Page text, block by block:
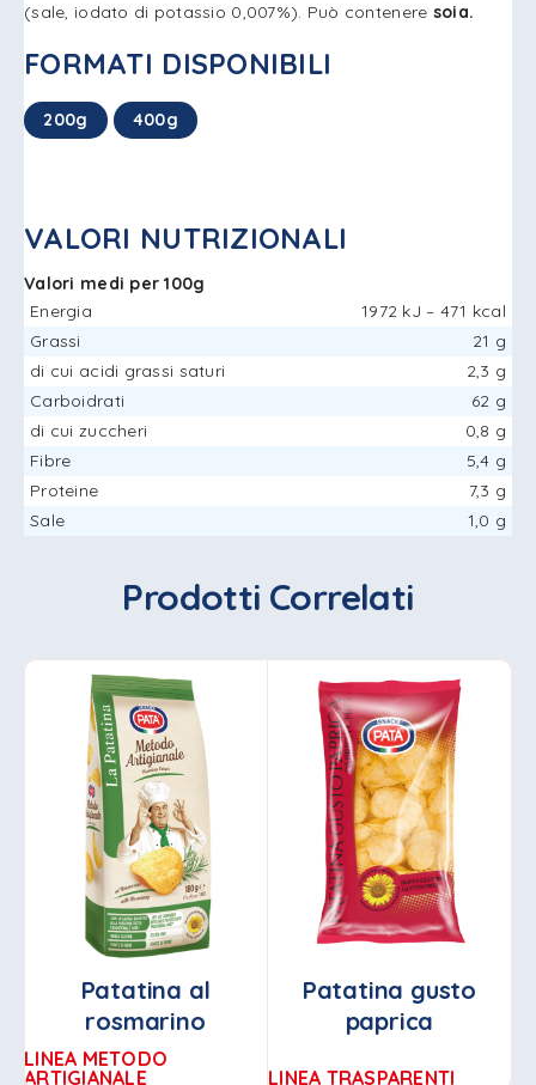
(sale, iodato di potassio 0,007%). Può contenere soia.
FORMATI DISPONIBILI
200g 400g
VALORI NUTRIZIONALI
Valori medi per 100g
Energia
1972 kJ – 471 kcal
Grassi
21 g
di cui acidi grassi saturi
2,3 g
Carboidrati
62 g
di cui zuccheri
0,8 g
Fibre
5,4 g
Proteine
7,3 g
Sale
1,0 g
Prodotti Correlati
Patatina al
rosmarino
LINEA METODO
ARTIGIANALE
Patatina gusto
paprica
LINEA TRASPARENTI